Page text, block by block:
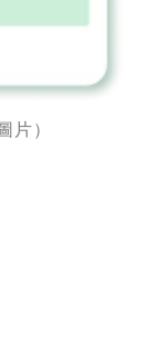
片）